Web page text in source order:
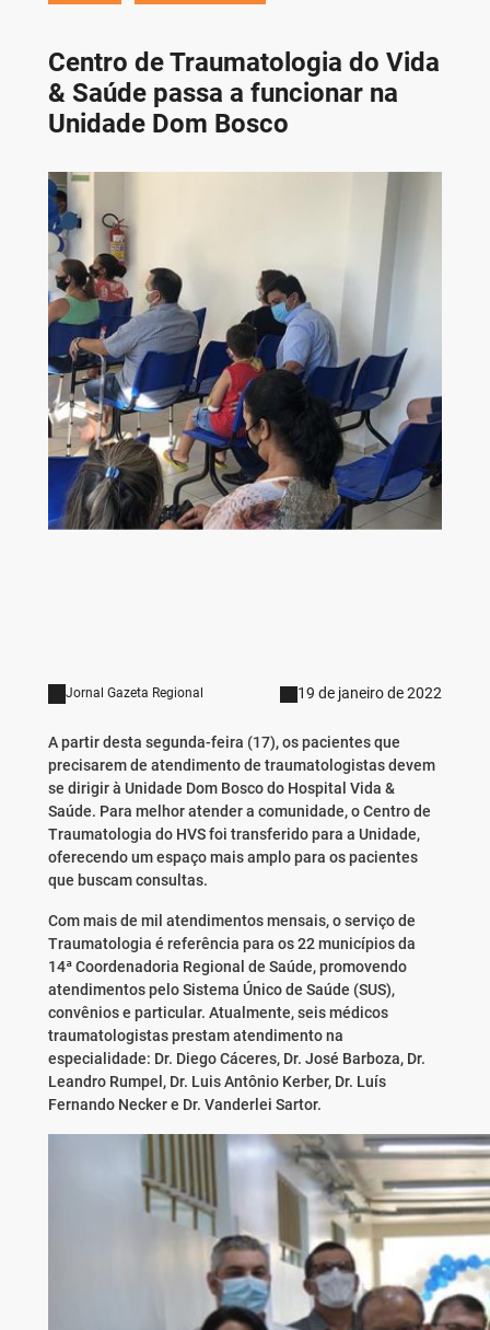
Centro de Traumatologia do Vida
& Saúde passa a funcionar na
Unidade Dom Bosco
Jornal Gazeta Regional 19 de janeiro de 2022
A partir desta segunda-feira (17), os pacientes que
precisarem de atendimento de traumatologistas devem
se dirigir à Unidade Dom Bosco do Hospital Vida &
Saúde. Para melhor atender a comunidade, o Centro de
Traumatologia do HVS foi transferido para a Unidade,
oferecendo um espaço mais amplo para os pacientes
que buscam consultas.
Com mais de mil atendimentos mensais, o serviço de
Traumatologia é referência para os 22 municípios da
14ª Coordenadoria Regional de Saúde, promovendo
atendimentos pelo Sistema Único de Saúde (SUS),
convênios e particular. Atualmente, seis médicos
traumatologistas prestam atendimento na
especialidade: Dr. Diego Cáceres, Dr. José Barboza, Dr.
Leandro Rumpel, Dr. Luis Antônio Kerber, Dr. Luís
Fernando Necker e Dr. Vanderlei Sartor.